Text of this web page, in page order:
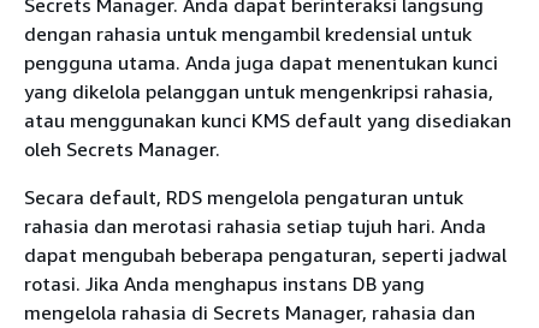
Secrets Manager. Anda dapat berinteraksi langsung
dengan rahasia untuk mengambil kredensial untuk
pengguna utama. Anda juga dapat menentukan kunci
yang dikelola pelanggan untuk mengenkripsi rahasia,
atau menggunakan kunci KMS default yang disediakan
oleh Secrets Manager.
Secara default, RDS mengelola pengaturan untuk
rahasia dan merotasi rahasia setiap tujuh hari. Anda
dapat mengubah beberapa pengaturan, seperti jadwal
rotasi. Jika Anda menghapus instans DB yang
mengelola rahasia di Secrets Manager, rahasia dan